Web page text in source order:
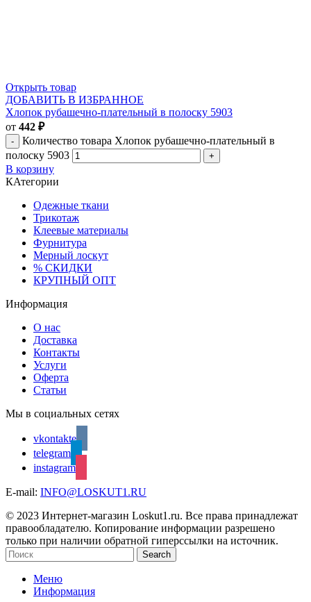
Открыть товар
ДОБАВИТЬ В ИЗБРАННОЕ
Хлопок рубашечно-плательный в полоску 5903
от 442 ₽
Количество товара Хлопок рубашечно-плательный в
полоску 5903
В корзину
КАтегории
Одежные ткани
Трикотаж
Клеевые материалы
Фурнитура
Мерный лоскут
% СКИДКИ
КРУПНЫЙ ОПТ
Информация
О нас
Доставка
Контакты
Услуги
Оферта
Статьи
Мы в социальных сетях
vkontakte
telegram
instagram
E-mail: INFO@LOSKUT1.RU
© 2023 Интернет-магазин Loskut1.ru. Все права принадлежат
правообладателю. Копирование информации разрешено
только при наличии обратной гиперссылки на источник.
Search
Меню
Информация